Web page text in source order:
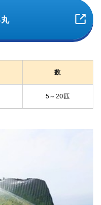
数
5～20匹